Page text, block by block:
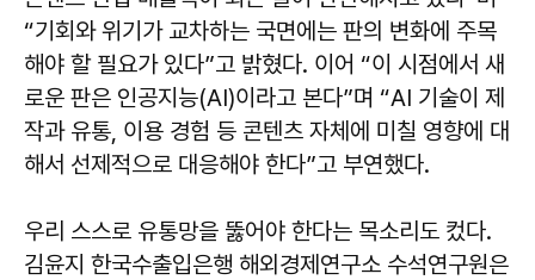
“기회와 위기가 교차하는 국면에는 판의 변화에 주목
해야 할 필요가 있다”고 밝혔다. 이어 “이 시점에서 새
로운 판은 인공지능(AI)이라고 본다”며 “AI 기술이 제
작과 유통, 이용 경험 등 콘텐츠 자체에 미칠 영향에 대
해서 선제적으로 대응해야 한다”고 부연했다.
우리 스스로 유통망을 뚫어야 한다는 목소리도 컸다.
김윤지 한국수출입은행 해외경제연구소 수석연구원은